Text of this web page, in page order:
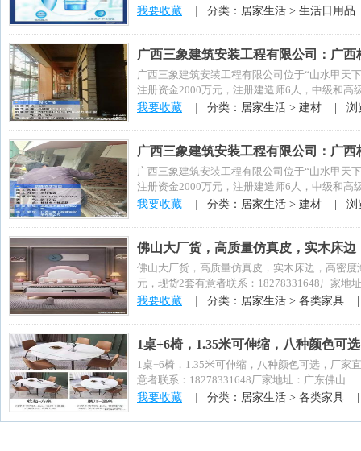
直销绝...
我要收藏 分类：居家生活 > 生活日
广西三象建筑安装工程有限公司：广
广西三象建筑安装工程有限公司位于“山水甲天
注册资金2000万元，注册建造师6人，中级和高
我要收藏
分类：居家生活 > 建材 | 浏
广西三象建筑安装工程有限公司：广
广西三象建筑安装工程有限公司位于“山水甲天
注册资金2000万元，注册建造师6人，中级和高
我要收藏
分类：居家生活 > 建材 | 浏
佛山大厂货，高质量仿真皮，实木床
佛山大厂货，高质量仿真皮，实木床边，高密
元，现货2套有意者联系：18278331648厂家地
我要收藏
分类：居家生活 > 各类家
1桌+6椅，1.35米可伸缩，八种颜色可
1桌+6椅，1.35米可伸缩，八种颜色可选，厂家
意者联系：18278331648厂家地址：广东佛山
我要收藏
分类：居家生活 > 各类家